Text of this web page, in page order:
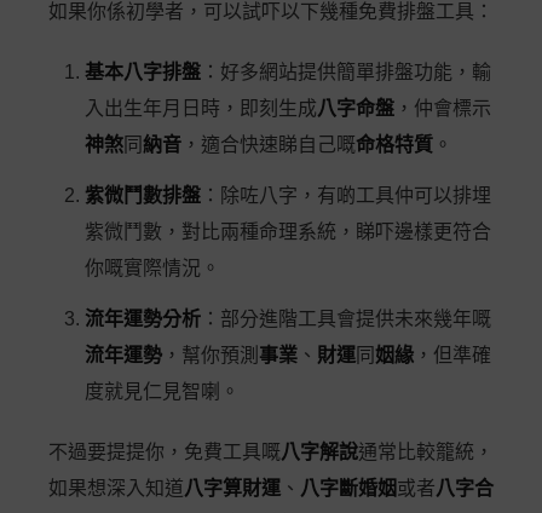
如果你係初學者，可以試吓以下幾種免費排盤工具：
基本八字排盤 ：好多網站提供簡單排盤功能，輸
入出生年月日時，即刻生成八字命盤 ，仲會標示
神煞 同 納音 ，適合快速睇自己嘅命格特質 。
紫微鬥數排盤 ：除咗八字，有啲工具仲可以排埋
紫微鬥數，對比兩種命理系統，睇吓邊樣更符合
你嘅實際情況。
流年運勢分析 ：部分進階工具會提供未來幾年嘅
流年運勢 ，幫你預測 事業 、 財運 同 姻緣 ，但準確
度就見仁見智喇。
不過要提提你，免費工具嘅八字解說通常比較籠統，
如果想深入知道八字算財運 、 八字斷婚姻或者八字合